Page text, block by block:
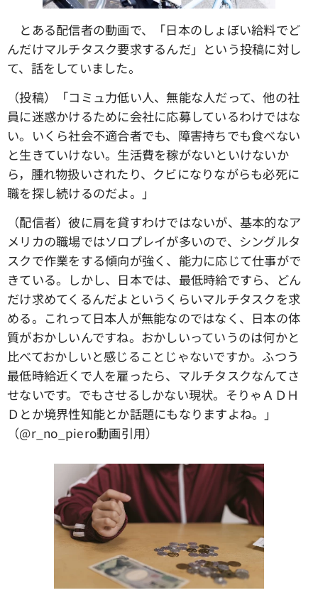
とある配信者の動画で、「日本のしょぼい給料でど
んだけマルチタスク要求するんだ」という投稿に対し
て、話をしていました。
（投稿）「コミュ力低い人、無能な人だって、他の社
員に迷惑かけるために会社に応募しているわけではな
い。いくら社会不適合者でも、障害持ちでも食べない
と生きていけない。生活費を稼がないといけないか
ら，腫れ物扱いされたり、クビになりながらも必死に
職を探し続けるのだよ。」
（配信者）彼に肩を貸すわけではないが、基本的なア
メリカの職場ではソロプレイが多いので、シングルタ
スクで作業をする傾向が強く、能力に応じて仕事がで
きている。しかし、日本では、最低時給ですら、どん
だけ求めてくるんだよというくらいマルチタスクを求
める。これって日本人が無能なのではなく、日本の体
質がおかしいんですね。おかしいっていうのは何かと
比べておかしいと感じることじゃないですか。ふつう
最低時給近くで人を雇ったら、マルチタスクなんてさ
せないです。でもさせるしかない現状。そりゃＡＤＨ
Ｄとか境界性知能とか話題にもなりますよね。」
（@r_no_piero動画引用）